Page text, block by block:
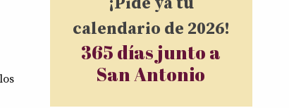
calendario de 2026!
365 días junto a
San Antonio